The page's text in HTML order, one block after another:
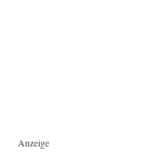
Anzeige